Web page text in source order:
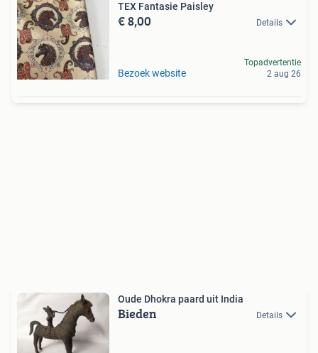
TEX Fantasie Paisley
€ 8,00 Details
Bezoek website
Topadvertentie
2 aug 26
Oude Dhokra paard uit India
Bieden Details